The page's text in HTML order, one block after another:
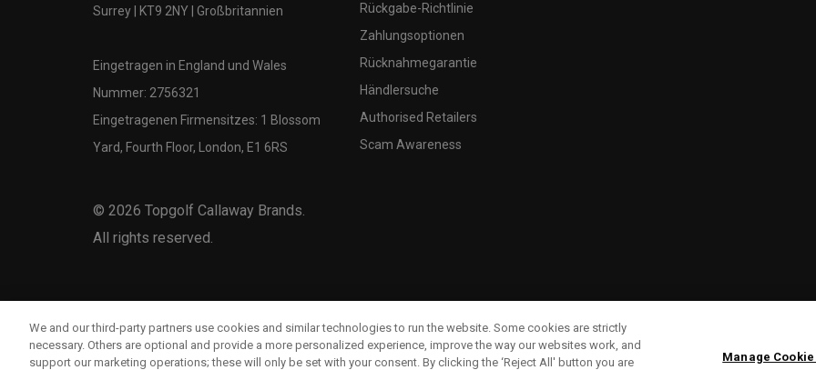
Surrey | KT9 2NY | Großbritannien
Eingetragen in England und Wales
Nummer: 2756321
Eingetragenen Firmensitzes: 1 Blossom
Yard, Fourth Floor, London, E1 6RS
© 2026 Topgolf Callaway Brands.
All rights reserved.
Rückgabe-Richtlinie
Zahlungsoptionen
Rücknahmegarantie
Händlersuche
Authorised Retailers
Scam Awareness
We and our third-party partners use cookies and similar technologies to run the website. Some cookies are strictly
necessary. Others are optional and provide a more personalized experience, improve the way our websites work, and
support our marketing operations; these will only be set with your consent. By clicking the ‘Reject All' button you are
Manage